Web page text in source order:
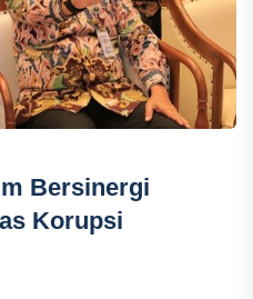
Bersinergi
Korupsi